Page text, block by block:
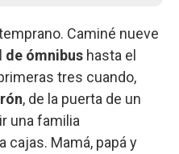
Caminé nueve
de ómnibus hasta el
tres cuando,
, de la puerta de un
una familia
cajas. Mamá, papá y